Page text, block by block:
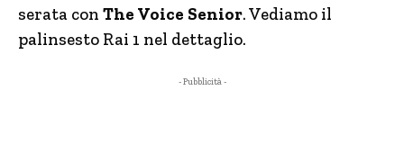
serata con The Voice Senior. Vediamo il
palinsesto Rai 1 nel dettaglio.
- Pubblicità -